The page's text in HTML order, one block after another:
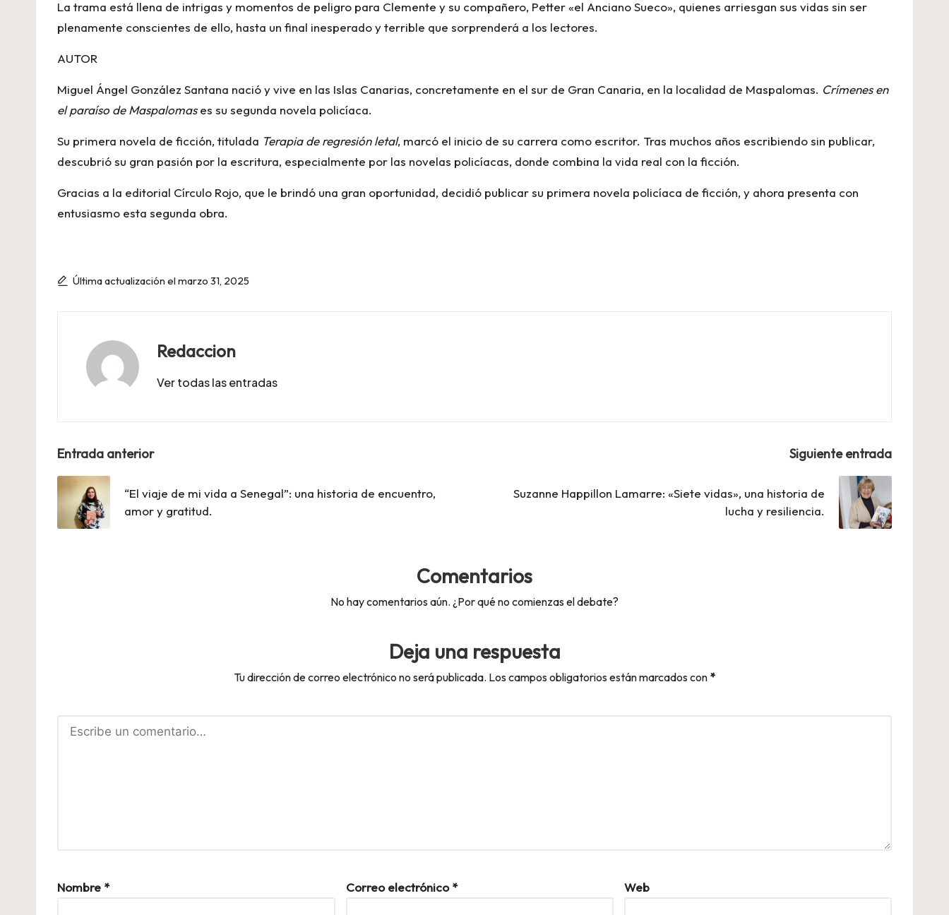
La trama está llena de intrigas y momentos de peligro para Clemente y su compañero, Petter «el Anciano Sueco», quienes arriesgan sus vidas sin ser
plenamente conscientes de ello, hasta un final inesperado y terrible que sorprenderá a los lectores.
AUTOR
Miguel Ángel González Santana nació y vive en las Islas Canarias, concretamente en el sur de Gran Canaria, en la localidad de Maspalomas. Crímenes en
el paraíso de Maspalomases su segunda novela policíaca.
Su primera novela de ficción, titulada Terapia de regresión letal, marcó el inicio de su carrera como escritor. Tras muchos años escribiendo sin publicar,
descubrió su gran pasión por la escritura, especialmente por las novelas policíacas, donde combina la vida real con la ficción.
Gracias a la editorial Círculo Rojo, que le brindó una gran oportunidad, decidió publicar su primera novela policíaca de ficción, y ahora presenta con
entusiasmo esta segunda obra.
Última actualización el marzo 31, 2025
Redaccion
Ver todas las entradas
Navegación
de
entradas
Entrada anterior
“El viaje de mi vida a Senegal”: una historia de encuentro,
amor y gratitud.
Siguiente entrada
Suzanne Happillon Lamarre: «Siete vidas», una historia de
lucha y resiliencia.
Comentarios
No hay comentarios aún. ¿Por qué no comienzas el debate?
Deja una respuesta
Tu dirección de correo electrónico no será publicada. Los campos obligatorios están marcados con *
Nombre * Correo electrónico* Web